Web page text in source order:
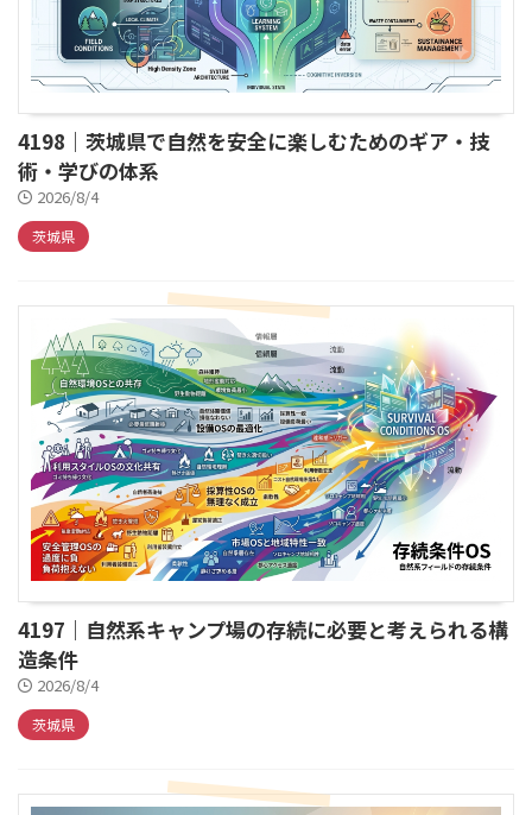
4198｜茨城県で自然を安全に楽しむためのギア・技
術・学びの体系
2026/8/4
茨城県
4197｜自然系キャンプ場の存続に必要と考えられる構
造条件
2026/8/4
茨城県